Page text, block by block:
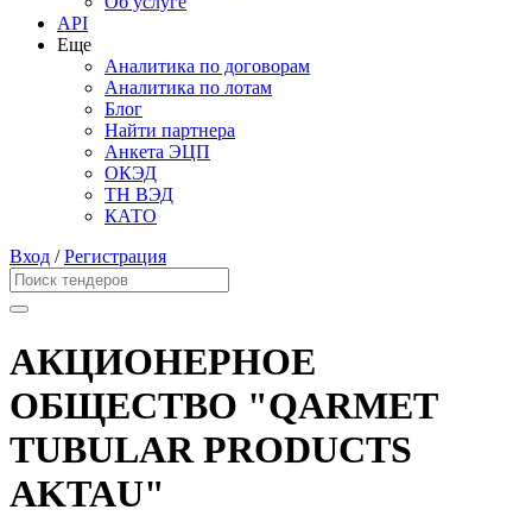
API
Еще
Аналитика по договорам
Аналитика по лотам
Блог
Найти партнера
Анкета ЭЦП
ОКЭД
ТН ВЭД
КАТО
Вход /Регистрация
АКЦИОНЕРНОЕ
ОБЩЕСТВО "QARMET
TUBULAR PRODUCTS
AKTAU"